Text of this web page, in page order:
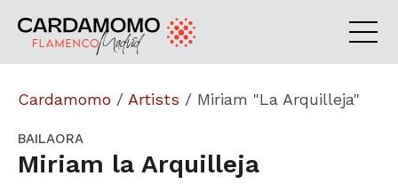
Cardamomo / Artists / Miriam "La Arquilleja"
BAILAORA
Miriam la Arquilleja